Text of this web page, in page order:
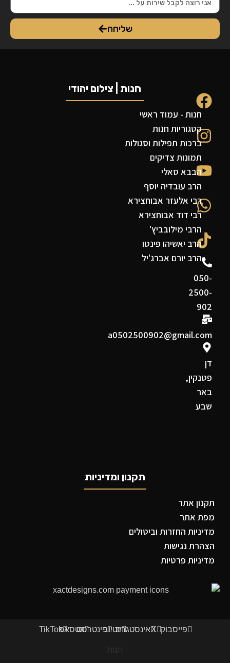
שליחה
050-
2500-
902
a0502500902@gmail.com
דן
פטנקין,
באר
שבע
חנות | צילום יהודי
חנות - עמוד ראשי
קטגוריות חנות
ברכות תפילות וסגולות
תמונות צדיקים
הבבא סאלי
הרב עובדיה יוסף
רבי אלעזר אבוחצירא
רבי דוד אבוחצירא
הרבי מילובביץ'
הרב יאשיהו פינטו
הרב יורם אברג'יל
תקנון ומדיניות
תקנון אתר
מפת אתר
מדיניות החזרות וביטולים
הצהרת נגישות
מדיניות פרטיות
פייסבוק XאינסטגרםיוטיובפינטרסטווטסאפTikTok
חנות